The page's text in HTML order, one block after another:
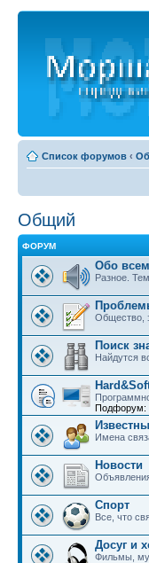
Список форумов ‹
Общий
ФОРУМ
Обо всем
Разное.
Общество,
Поиск
Найдутся
Подфорум:
Имена
Новости
Спорт
Все, что
Досуг и
Фильмы,